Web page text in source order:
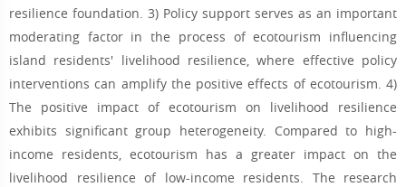
resilience foundation. 3) Policy support serves as an important
moderating factor in the process of ecotourism influencing
island residents' livelihood resilience, where effective policy
interventions can amplify the positive effects of ecotourism. 4)
The positive impact of ecotourism on livelihood resilience
exhibits significant group heterogeneity. Compared to high-
income residents, ecotourism has a greater impact on the
livelihood resilience of low-income residents. The research